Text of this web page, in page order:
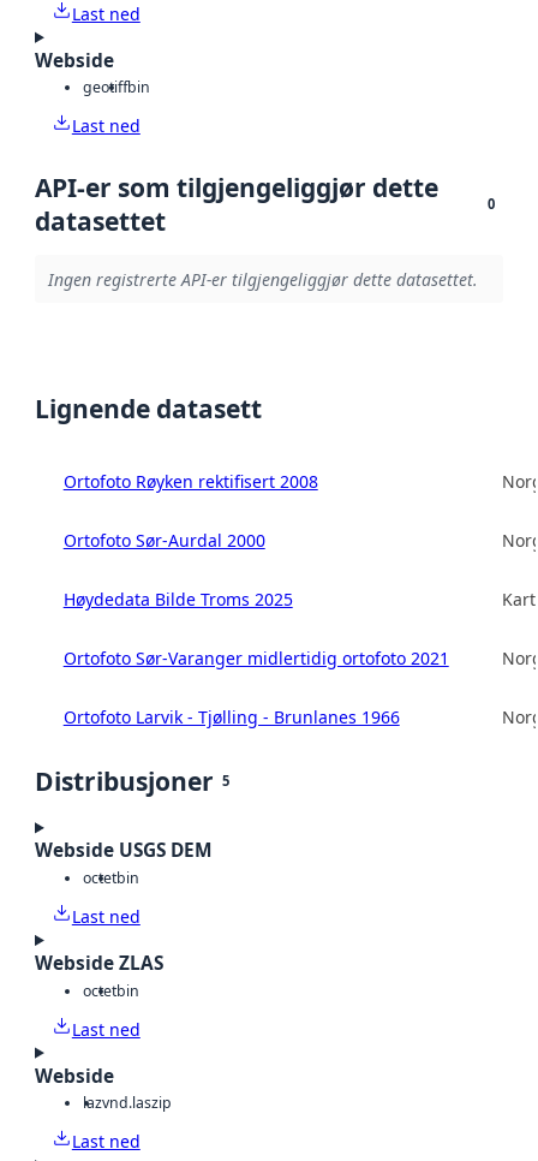
Last ned
Webside
geotiffbin
Last ned
API-er som tilgjengeliggjør dette
datasettet
0
Ingen registrerte API-er tilgjengeliggjør dette datasettet.
Lignende datasett
Ortofoto Røyken rektifisert 2008
Ortofoto Sør-Aurdal 2000
Høydedata Bilde Troms 2025
Ortofoto Sør-Varanger midlertidig ortofoto 2021
Ortofoto Larvik - Tjølling - Brunlanes 1966
Distribusjoner 5
Webside USGS DEM
octetbin
Last ned
Webside ZLAS
octetbin
Last ned
Webside
lazvnd.laszip
Last ned